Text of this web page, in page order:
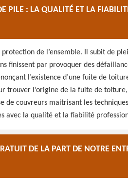
PILE : LA QUALITÉ ET LA
de l’ensemble. Il subit de
finissent par provoquer des
l’existence d’une fuite de
trouver l’origine de la fuite de
de couvreurs maitrisant les
avec la qualité et la fiabilité
DE LA PART DE NOTRE